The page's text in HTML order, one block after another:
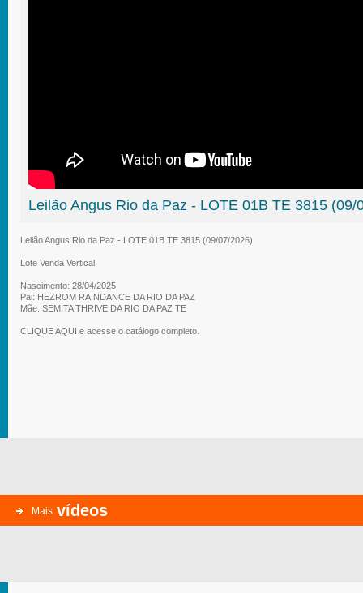
Leilão Angus Rio da Paz - LOTE 01B TE 3815 (09/
Leilão Angus Rio da Paz - LOTE 01B TE 3815 (09/07/2026)
Lote Venda Vertical
Nascimento: 28/04/2025
Pai: HEZROM RAINDANCE DA RIO DA PAZ
Mãe: SEMITA THRIVE DA RIO DA PAZ TE
CLIQUE AQUI e acesse o catálogo completo.
Mais vídeos